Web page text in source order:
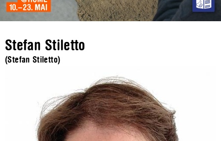
Stefan Stiletto
(Stefan Stiletto)